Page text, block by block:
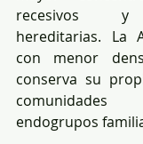
recesivos y
hereditarias. La
con menor
conserva su
endogrupos